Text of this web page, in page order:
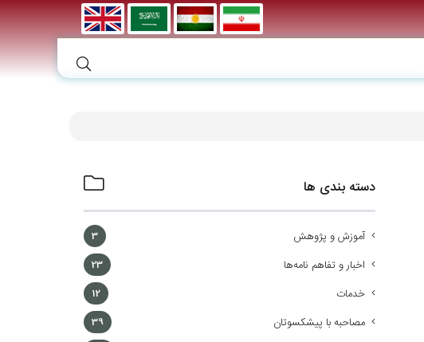
دسته بندی ها
آموزش و پژوهش 3
اخبار و تفاهم نامه‌ها 23
خدمات 12
مصاحبه با پیشکسوتان 39